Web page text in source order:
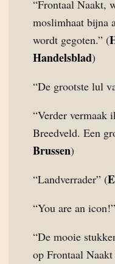
“Frontaal Naakt,
moslimhaat bijna
wordt gegoten.” (
Handelsblad)
“De grootste lul
“Verder vermaak
Breedveld. Een
Brussen)
“Landverrader” (
“You are an
“De mooie
op Frontaal